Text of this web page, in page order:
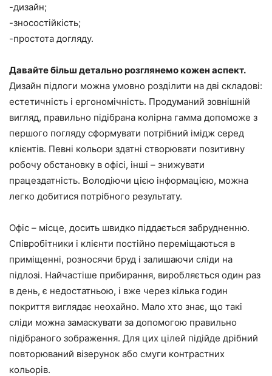
-дизайн;
-зносостійкість;
-простота догляду.
Давайте більш детально розглянемо кожен аспект.
Дизайн підлоги можна умовно розділити на дві складові:
естетичність і ергономічність. Продуманий зовнішній
вигляд, правильно підібрана колірна гамма допоможе з
першого погляду сформувати потрібний імідж серед
клієнтів. Певні кольори здатні створювати позитивну
робочу обстановку в офісі, інші – знижувати
працездатність. Володіючи цією інформацією, можна
легко добитися потрібного результату.
Офіс – місце, досить швидко піддається забрудненню.
Співробітники і клієнти постійно переміщаються в
приміщенні, розносячи бруд і залишаючи сліди на
підлозі. Найчастіше прибирання, виробляється один раз
в день, є недостатньою, і вже через кілька годин
покриття виглядає неохайно. Мало хто знає, що такі
сліди можна замаскувати за допомогою правильно
підібраного зображення. Для цих цілей підійде дрібний
повторюваний візерунок або смуги контрастних
кольорів.